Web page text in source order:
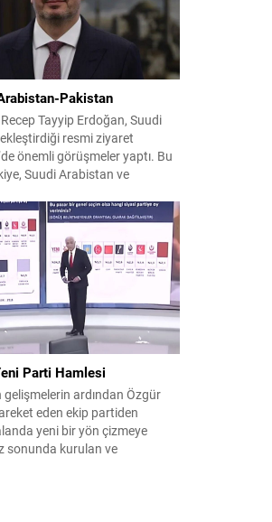
Pakistan
Tayyip Erdoğan, Suudi
resmi ziyaret
önemli görüşmeler yaptı. Bu
Suudi Arabistan ve
Ziyaretin en somut
imza attığı Mekke Ortak
oldu. Anlaşma; ortak
bölgesel barış, istikrar...
Parti Hamlesi
gelişmelerin ardından Özgür
eden ekip partiden
yeni bir yön çizmeye
sonunda kurulan ve